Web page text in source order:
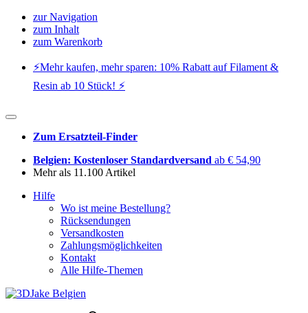
zur Navigation
zum Inhalt
zum Warenkorb
⚡️Mehr kaufen, mehr sparen: 10% Rabatt auf Filament &
Resin ab 10 Stück! ⚡️
Zum Ersatzteil-Finder
Belgien: Kostenloser Standardversand ab € 54,90
Mehr als 11.100 Artikel
Hilfe
Wo ist meine Bestellung?
Rücksendungen
Versandkosten
Zahlungsmöglichkeiten
Kontakt
Alle Hilfe-Themen